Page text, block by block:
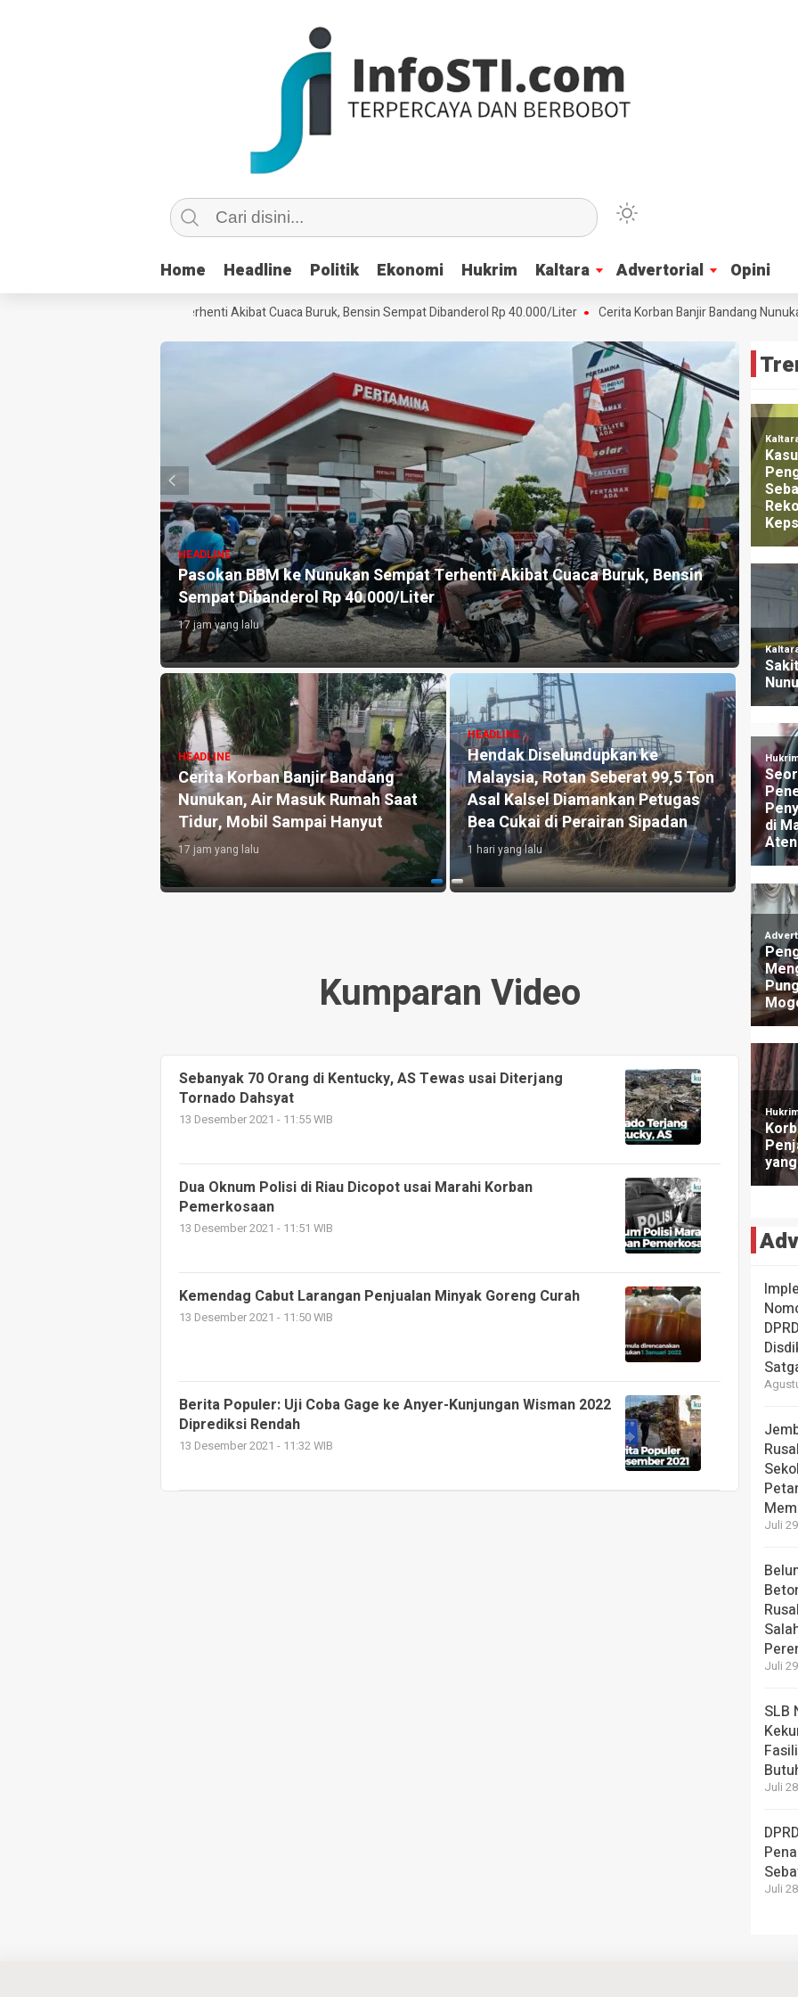
Home Headline Politik Ekonomi Hukrim Kaltara Advertorial Opini
Home Headline Politik Ekonomi Hukrim Kaltara Advertorial Opini
ke Nunukan Sempat Terhenti Akibat Cuaca Buruk, Bensin Sempat Dibanderol Rp 40.000/Liter Cerita Korban Banjir Bandang Nunukan, Air
HEADLINE
Implementasi Perda Nomor 3 Tahun 2021, DPRD Nunukan Minta Disdik
Segera Bentuk Satgas Anti Narkoba di Tiap Sekolah
2 hari yang lalu
HEADLINE
Hujan Semalam di Nunukan
Rendam 345 Unit Rumah dan
Merusak 60 Hektar Sawah Warga,
BPBD Sarankan Status Siaga
Darurat Bencana
2 hari yang lalu
HEADLINE
Konflik Wabup dan Anggota DPRD
Nunukan, Undangan Terbuka di
Medsos Menghasilkan Islah
2 hari yang lalu
17 jam
17 jam
Kumparan Video
Sebanyak 70 Orang di Kentucky, AS Tewas usai Diterjang
Tornado Dahsyat
13 Desember 2021 - 11:55 WIB
Dua Oknum Polisi di Riau Dicopot usai Marahi Korban
Pemerkosaan
13 Desember 2021 - 11:51 WIB
Kemendag Cabut Larangan Penjualan Minyak Goreng Curah
13 Desember 2021 - 11:50 WIB
Berita Populer: Uji Coba Gage ke Anyer-Kunjungan Wisman 2022
Diprediksi Rendah
13 Desember 2021 - 11:32 WIB
Juli
Juli
SLB
Juli
Juli